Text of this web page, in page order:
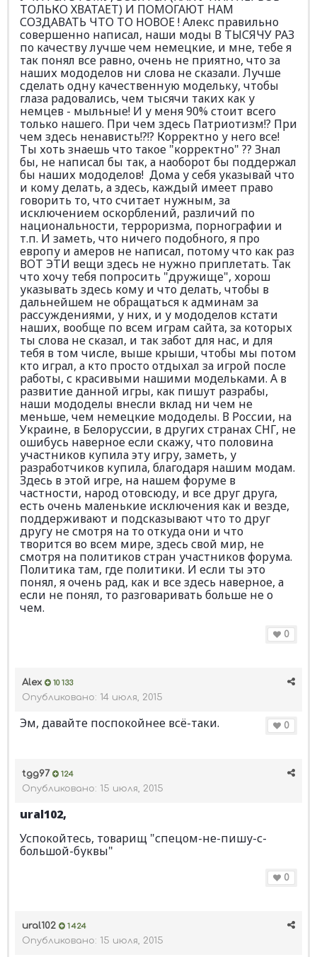
ТОЛЬКО ХВАТАЕТ) И ПОМОГАЮТ НАМ
СОЗДАВАТЬ ЧТО ТО НОВОЕ ! Алекс правильно
совершенно написал, наши моды В ТЫСЯЧУ РАЗ
по качеству лучше чем немецкие, и мне, тебе я
так понял все равно, очень не приятно, что за
наших мододелов ни слова не сказали. Лучше
сделать одну качественную модельку, чтобы
глаза радовались, чем тысячи таких как у
немцев - мыльные! И у меня 90% стоит всего
только нашего. При чем здесь Патриотизм!? При
чем здесь ненависть!?!? Корректно у него все!
Ты хоть знаешь что такое "корректно" ?? Знал
бы, не написал бы так, а наоборот бы поддержал
бы наших мододелов! Дома у себя указывай что
и кому делать, а здесь, каждый имеет право
говорить то, что считает нужным, за
исключением оскорблений, различий по
национальности, терроризма, порнографии и
т.п. И заметь, что ничего подобного, я про
европу и амеров не написал, потому что как раз
ВОТ ЭТИ вещи здесь не нужно приплетать. Так
что хочу тебя попросить "дружище", хорош
указывать здесь кому и что делать, чтобы в
дальнейшем не обращаться к админам за
рассуждениями, у них, и у мододелов кстати
наших, вообще по всем играм сайта, за которых
ты слова не сказал, и так забот для нас, и для
тебя в том числе, выше крыши, чтобы мы потом
кто играл, а кто просто отдыхал за игрой после
работы, с красивыми нашими модельками. А в
развитие данной игры, как пишут разрабы,
наши мододелы внесли вклад ни чем не
меньше, чем немецкие мододелы. В России, на
Украине, в Белоруссии, в других странах СНГ, не
ошибусь наверное если скажу, что половина
участников купила эту игру, заметь, у
разработчиков купила, благодаря нашим модам.
Здесь в этой игре, на нашем форуме в
частности, народ отовсюду, и все друг друга,
есть очень маленькие исключения как и везде,
поддерживают и подсказывают что то друг
другу не смотря на то откуда они и что
творится во всем мире, здесь свой мир, не
смотря на политиков стран участников форума.
Политика там, где политики. И если ты это
понял, я очень рад, как и все здесь наверное, а
если не понял, то разговаривать больше не о
чем.
0
Alex 10 133
Опубликовано: 14 июля, 2015
Эм, давайте поспокойнее всё-таки. 0
tgg97 124
Опубликовано: 15 июля, 2015
ural102,
Успокойтесь, товарищ "спецом-не-пишу-с-
большой-буквы"
0
ural102 1 424
Опубликовано: 15 июля, 2015